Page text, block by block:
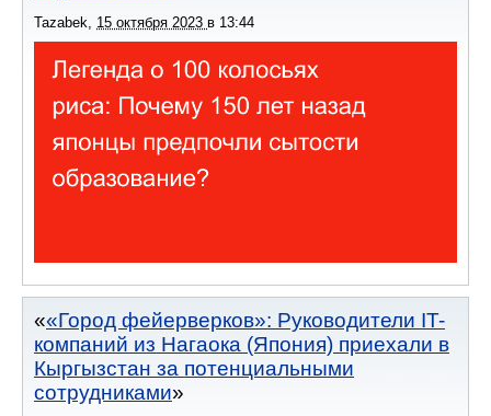
Tazabek, 15 октября 2023 в 13:44
«Город фейерверков»: Руководители IT-
компаний из Нагаока (Япония) приехали в
Кыргызстан за потенциальными
сотрудниками